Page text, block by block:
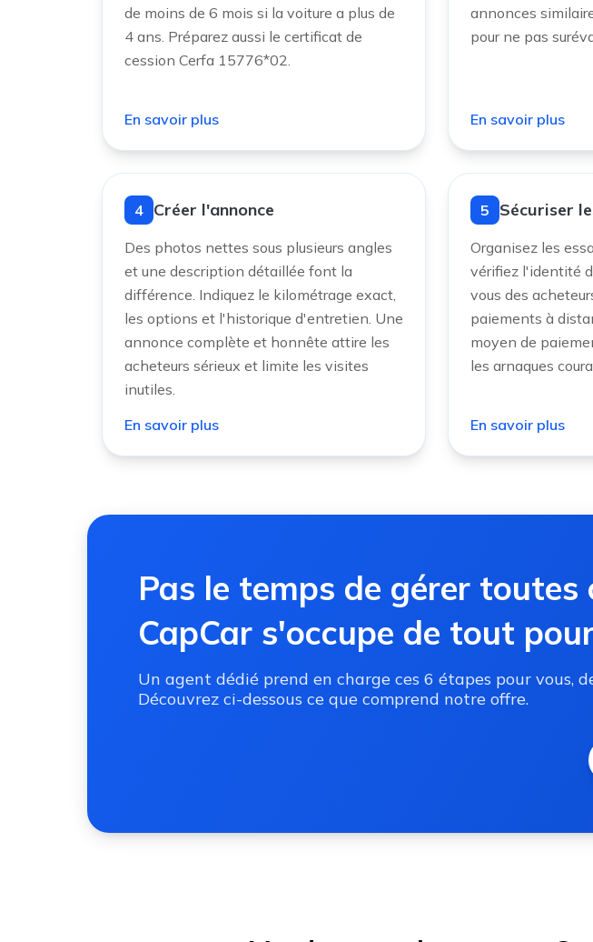
de moins de 6 mois si la voiture a plus de
4 ans. Préparez aussi le certificat de
cession Cerfa 15776*02.
En savoir plus
annonces
pour ne pas
En savoir plus
4 Créer l'annonce
Des photos nettes sous plusieurs angles
et une description détaillée font la
différence. Indiquez le kilométrage exact,
les options et l'historique d'entretien. Une
annonce complète et honnête attire les
acheteurs sérieux et limite les visites
inutiles.
En savoir plus
5 Sécuriser
Organisez les
vérifiez l'identité
vous des
paiements à
moyen de
les arnaques
En savoir plus
Pas le temps de gérer toutes
CapCar s'occupe de tout
Un agent dédié prend en charge ces 6 étapes pour vous,
Découvrez ci-dessous ce que comprend notre offre.